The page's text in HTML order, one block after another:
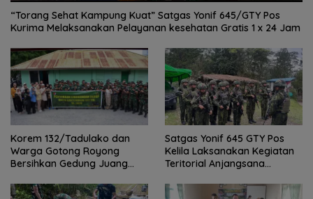
“Torang Sehat Kampung Kuat” Satgas Yonif 645/GTY Pos
Kurima Melaksanakan Pelayanan kesehatan Gratis 1 x 24 Jam
Korem 132/Tadulako dan
Warga Gotong Royong
Bersihkan Gedung Juang
Satgas Yonif 645 GTY Pos
Kelila Laksanakan Kegiatan
Teritorial Anjangsana
Lurah